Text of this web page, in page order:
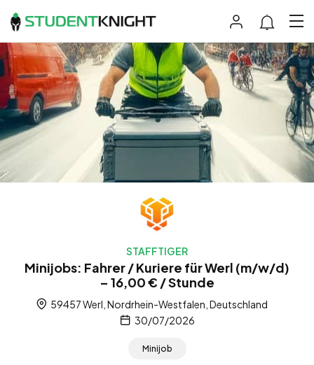
STAFFTIGER
Minijobs: Fahrer / Kuriere für Werl (m/w/d)
– 16,00 € / Stunde
59457 Werl, Nordrhein-Westfalen, Deutschland
30/07/2026
Minijob